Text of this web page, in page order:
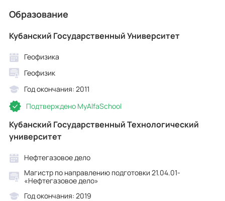
Образование
Кубанский Государственный Университет
Геофизика
Геофизик
Год окончания: 2011
Подтверждено MyAlfaSchool
Кубанский Государственный Технологический
университет
Нефтегазовое дело
Магистр по направлению подготовки 21.04.01-
«Нефтегазовое дело»
Год окончания: 2019